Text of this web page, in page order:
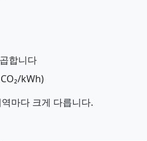
합니다
kWh)
마다 크게 다릅니다.